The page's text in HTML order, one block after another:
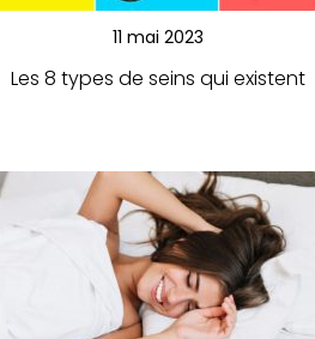
11 mai 2023
Les 8 types de seins qui existent